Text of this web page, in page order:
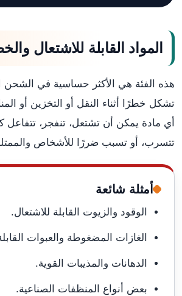
المواد القابلة للاشتعال
هذه الفئة هي الأكثر حساسية في الشحن
تشكل خطرًا أثناء النقل أو التخزين أو
أي مادة يمكن أن تشتعل، تنفجر، تتفاعل
تتسرب، أو تسبب ضررًا للأشخاص
أمثلة شائعة
الوقود والزيوت القابلة للاشتعال.
الغازات المضغوطة والعبوات
الدهانات والمذيبات القوية.
بعض أنواع المنظفات الصناعية.